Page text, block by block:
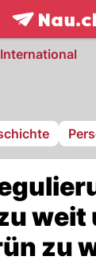
frontpage.
International
weit
zu